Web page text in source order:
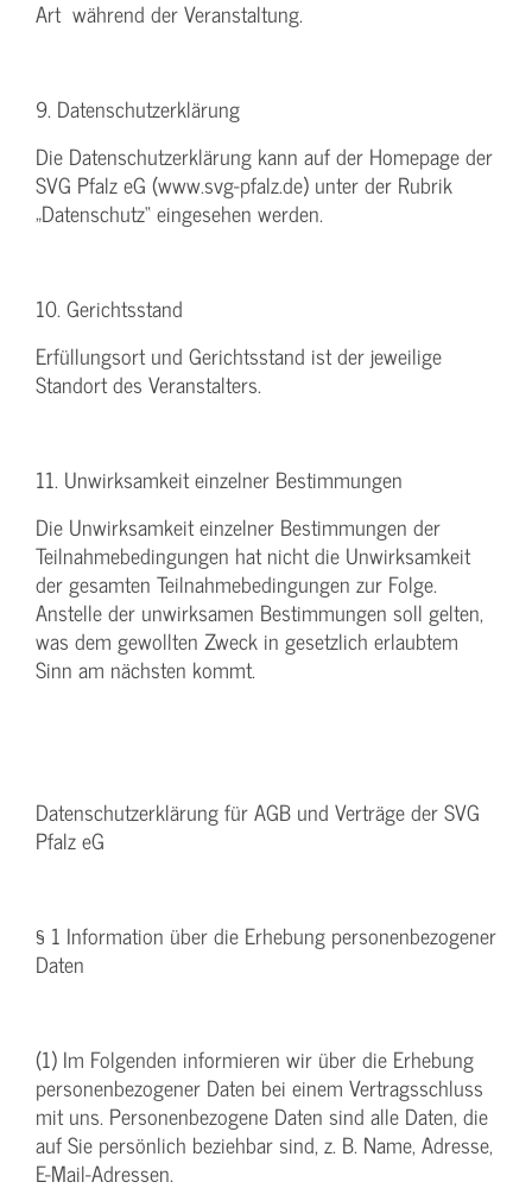
Art während der Veranstaltung.
9. Datenschutzerklärung
Die Datenschutzerklärung kann auf der Homepage der
SVG Pfalz eG (www.svg-pfalz.de) unter der Rubrik
„Datenschutz“ eingesehen werden.
10. Gerichtsstand
Erfüllungsort und Gerichtsstand ist der jeweilige
Standort des Veranstalters.
11. Unwirksamkeit einzelner Bestimmungen
Die Unwirksamkeit einzelner Bestimmungen der
Teilnahmebedingungen hat nicht die Unwirksamkeit
der gesamten Teilnahmebedingungen zur Folge.
Anstelle der unwirksamen Bestimmungen soll gelten,
was dem gewollten Zweck in gesetzlich erlaubtem
Sinn am nächsten kommt.
Datenschutzerklärung für AGB und Verträge der SVG
Pfalz eG
§ 1 Information über die Erhebung personenbezogener
Daten
(1) Im Folgenden informieren wir über die Erhebung
personenbezogener Daten bei einem Vertragsschluss
mit uns. Personenbezogene Daten sind alle Daten, die
auf Sie persönlich beziehbar sind, z. B. Name, Adresse,
E-Mail-Adressen.